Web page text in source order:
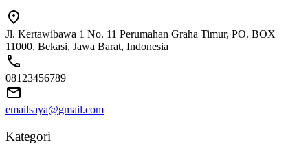
Jl. Kertawibawa 1 No. 11 Perumahan Graha Timur, PO. BOX
11000, Bekasi, Jawa Barat, Indonesia
08123456789
emailsaya@gmail.com
Kategori